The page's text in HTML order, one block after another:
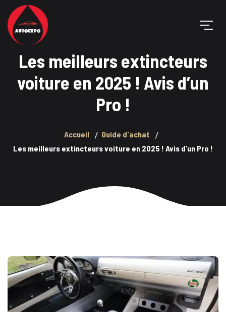
Les meilleurs extincteurs
voiture en 2025 ! Avis d’un
Pro !
Accueil
Guide d'achat
Les meilleurs extincteurs voiture en 2025 ! Avis d’un Pro !